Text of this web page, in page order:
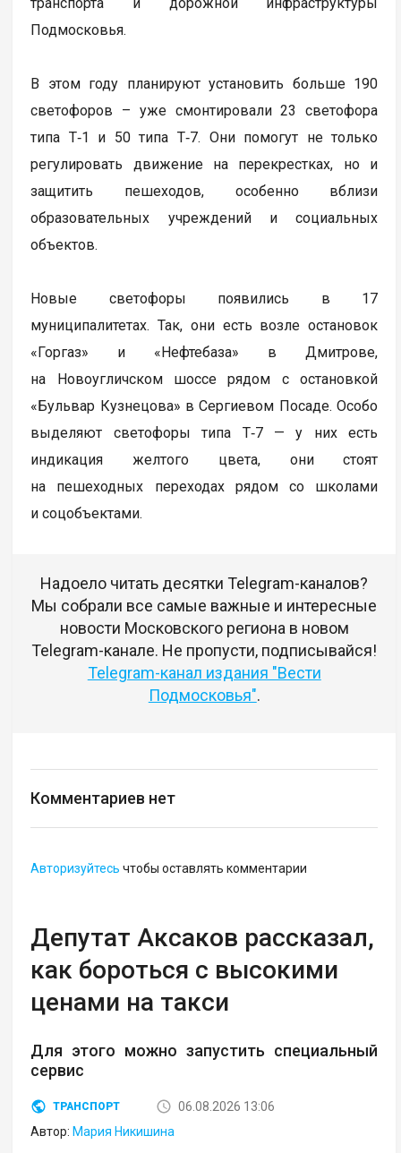
Подмосковья.
В этом году планируют установить больше 190
светофоров – уже смонтировали 23 светофора
типа Т‑1 и 50 типа Т‑7. Они помогут не только
регулировать движение на перекрестках, но и
защитить пешеходов, особенно вблизи
образовательных учреждений и социальных
объектов.
Новые светофоры появились в 17
муниципалитетах. Так, они есть возле остановок
«Горгаз» и «Нефтебаза» в Дмитрове,
на Новоугличском шоссе рядом с остановкой
«Бульвар Кузнецова» в Сергиевом Посаде. Особо
выделяют светофоры типа Т‑7 — у них есть
индикация желтого цвета, они стоят
на пешеходных переходах рядом со школами
и соцобъектами.
Надоело читать десятки Telegram-каналов?
Мы собрали все самые важные и интересные
новости Московского региона в новом
Telegram-канале. Не пропусти, подписывайся!
Telegram-канал издания "Вести
Подмосковья".
Комментариев нет
Авторизуйтесь чтобы оставлять комментарии
Депутат Аксаков рассказал,
как бороться с высокими
ценами на такси
Для этого можно запустить специальный
сервис
ТРАНСПОРТ
06.08.2026 13:06
Автор: Мария Никишина